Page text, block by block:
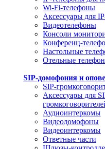
Wi-Fi-телефоны
Аксессуары для
Видеотелефоны
Консоли
Конференц-
Настольные
Отельные
SIP-домофония и
SIP-
Аксессуары для
Аудиоинтеркомы
Видеодомофоны
Видеоинтеркомы
Ответные части